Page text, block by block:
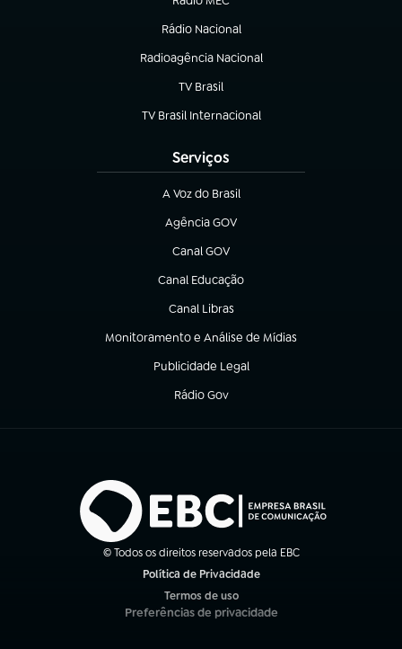
(abre em nova aba)
Rádio Nacional
Radioagência Nacional
(abre em nova aba)
TV Brasil
(abre em nova aba)
TV Brasil Internacional
(abre em nova aba)
Serviços
A Voz do Brasil
(abre em nova aba)
Agência GOV
(abre em nova aba)
Canal GOV
(abre em nova aba)
Canal Educação
(abre em nova aba)
Canal Libras
(abre em nova aba)
Monitoramento e Análise de Mídias
(abre em nova aba)
Publicidade Legal
(abre em nova aba)
Rádio Gov
(abre em nova aba)
© Todos os direitos reservados pela EBC
Política de Privacidade
Termos de uso
(abre em nova aba)
Preferências de privacidade